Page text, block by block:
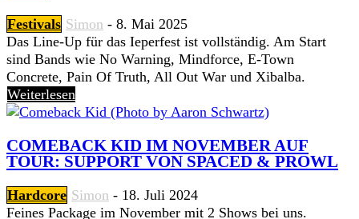
Festivals Simon - 8. Mai 2025
Das Line-Up für das Ieperfest ist vollständig. Am Start
sind Bands wie No Warning, Mindforce, E-Town
Concrete, Pain Of Truth, All Out War und Xibalba.
Weiterlesen
COMEBACK KID IM NOVEMBER AUF
TOUR: SUPPORT VON SPACED & PROWL
Hardcore Simon - 18. Juli 2024
Feines Package im November mit 2 Shows bei uns.